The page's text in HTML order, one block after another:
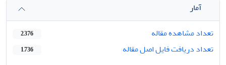
آمار
تعداد مشاهده مقاله
2,376
تعداد دریافت فایل اصل مقاله 1,736